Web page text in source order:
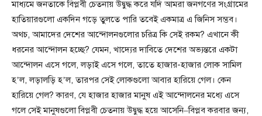
মাধ্যমে জনতাকে বিপ্লবী চেতনায় উদ্বুদ্ধ করে যদি আমরা জনগণের সংগ্রামের
হাতিয়ারগুলো একদিন গড়ে তুলতে পারি তবেই একমাত্র এ জিনিস সম্ভব।
অথচ, আমাদের দেশের আন্দোলনগুলোর চরিত্র কি সেই রকম? এখানে কী
ধরনের আন্দোলন হচ্ছে? যেমন, খাদ্যের দাবিতে দেশের অভ্যন্তরে একটা
আন্দোলন এসে গলে, লড়াই এসে গলে, তাতে হাজার-হাজার লোক সামিল
হ’ল, লড়ালড়ি হ’ল, তারপর সেই লোকগুলো আবার হারিয়ে গেল। কেন
হারিয়ে গেল? কারণ, যে হাজার হাজার মানুষ এই আন্দোলনের মধ্যে এসে
গলে সেই মানুষগুলো বিপ্লবী চেতনায় উদ্বুদ্ধ হয়ে আসেনি–বিপ্লব করবার জন্য,